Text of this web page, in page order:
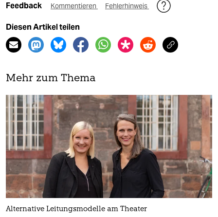
Feedback Kommentieren Fehlerhinweis
Diesen Artikel teilen
Mehr zum Thema
Alternative Leitungsmodelle am Theater